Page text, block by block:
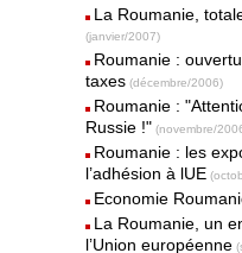
La Roumanie,
(janvier/2007)
Roumanie :
taxes (décembre/2006)
Roumanie :
Russie !" (novembre/
Roumanie : les
l’adhésion à lUE
Economie
La Roumanie, un
l’Union européenne